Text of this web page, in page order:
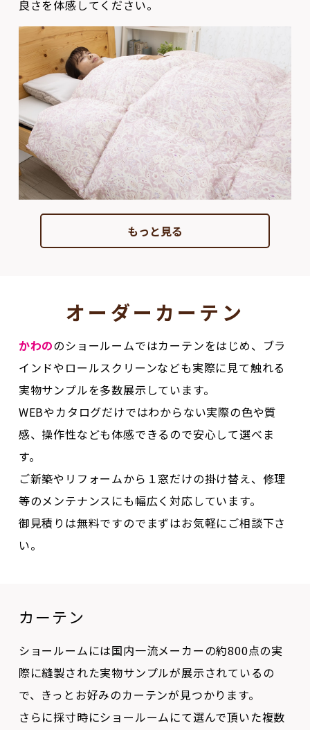
もっと見る
のショールームではカーテンをはじめ、ブラ
実物サンプルを多数展示しています。
WEBやカタログだけではわからない実際の色や質
感、操作性なども体感できるので安心して選べま
ご新築やリフォームから１窓だけの掛け替え、修理
等のメンテナンスにも幅広く対応しています。
御見積りは無料ですのでまずはお気軽にご相談下さ
い。
ショールームには国内一流メーカーの約800点の実
で、きっとお好みのカーテンが見つかります。
さらに採寸時にショールームにて選んで頂いた複数
の候補の実物サンプルを持参します。ご自宅でカー